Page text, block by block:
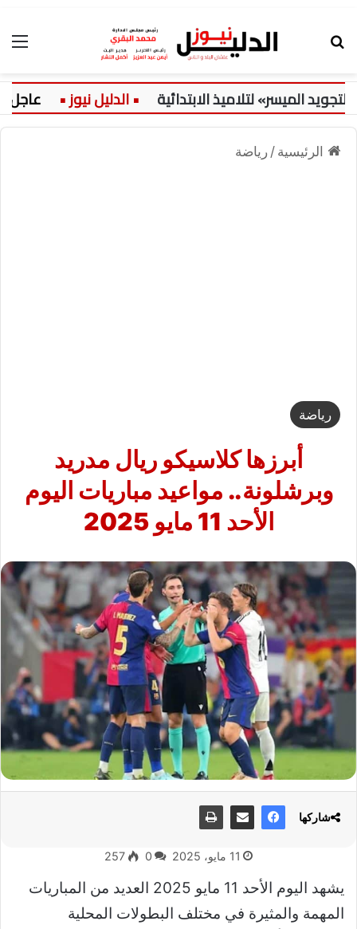
لتلاميذ الابتدائية عاجل:
الرئيسية / رياضة
رياضة
أبرزها كلاسيكو ريال مدريد
وبرشلونة.. مواعيد مباريات اليوم
الأحد 11 مايو 2025
11 مايو، 2025 0
257
يشهد اليوم الأحد 11 مايو 2025 العديد من المباريات
المهمة والمثيرة في مختلف البطولات المحلية
شاركها